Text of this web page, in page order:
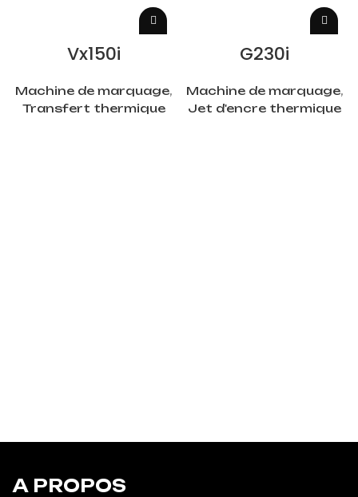
Vx150i
Machine de marquage,
Transfert thermique
G230i
Machine de marquage,
Jet d'encre thermique
A PROPOS